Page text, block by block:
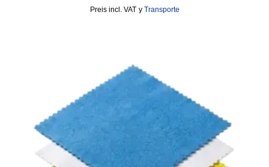
incl. VAT y Transporte